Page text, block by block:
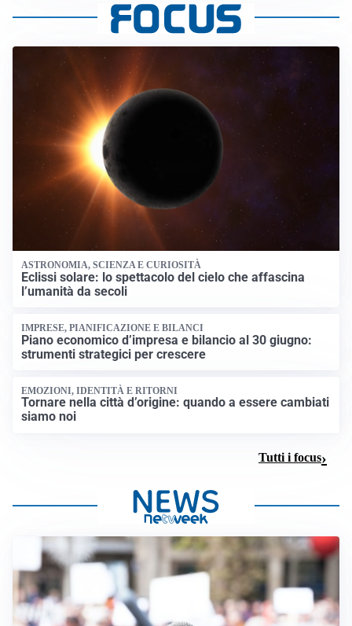
ASTRONOMIA, SCIENZA E CURIOSITÀ
Eclissi solare: lo spettacolo del cielo che affascina
l’umanità da secoli
IMPRESE, PIANIFICAZIONE E BILANCI
Piano economico d’impresa e bilancio al 30 giugno:
strumenti strategici per crescere
EMOZIONI, IDENTITÀ E RITORNI
Tornare nella città d’origine: quando a essere cambiati
siamo noi
Tutti i focus